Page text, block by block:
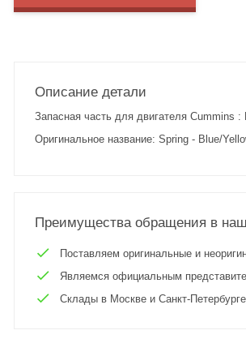
Описание детали
Запасная часть для двигателя
Оригинальное название: Spring - Blue/
Преимущества обращения в
Поставляем оригинальные и
Являемся официальным
Склады в Москве и Санкт-